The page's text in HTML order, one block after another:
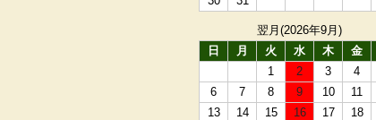
翌月(2026年9月)
日
月 火 水 木 金
1
2 3 4
6
7 8 9 10 11
13
14 15 16 17 18